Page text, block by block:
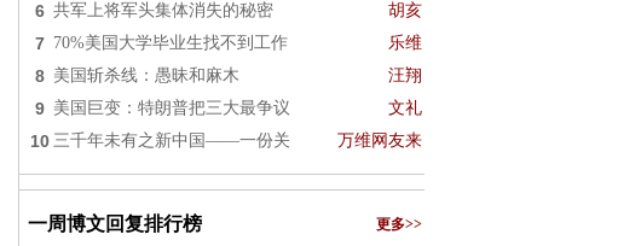
6 共军上将军头集体消失的秘密 胡亥
7 70%美国大学毕业生找不到工作 乐维
8 美国斩杀线：愚昧和麻木 汪翔
9 美国巨变：特朗普把三大最争议 文礼
10 三千年未有之新中国——一份关 万维网友来
一周博文回复排行榜 更多>>